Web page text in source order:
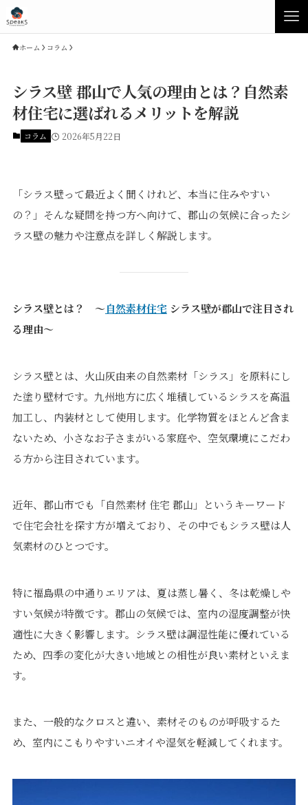
Concept
Speaksの家づくり
素材について
価格について
Product
イベント・見学会
商品ラインナップ
Topics
お知らせ
土地情報
コラム
Q&A
About
会社概要
Other
採用情報
オーダー家具
Contact
カタログ請求
ご紹介キャンペーン
プライバシーポリシー｜サイトマップ｜ トップページ
©speaks-test.
ホーム コラム
シラス壁 郡山で人気の理由とは？自然素
材住宅に選ばれるメリットを解説
コラム 2026年5月22日
「シラス壁って最近よく聞くけれど、本当に住みやすい
の？」そんな疑問を持つ方へ向けて、郡山の気候に合ったシ
ラス壁の魅力や注意点を詳しく解説します。
シラス壁とは？ ～自然素材住宅シラス壁が郡山で注目され
る理由～
シラス壁とは、火山灰由来の自然素材「シラス」を原料にし
た塗り壁材です。九州地方に広く堆積しているシラスを高温
加工し、内装材として使用します。化学物質をほとんど含ま
ないため、小さなお子さまがいる家庭や、空気環境にこだわ
る方から注目されています。
近年、郡山市でも「自然素材 住宅 郡山」というキーワード
で住宅会社を探す方が増えており、その中でもシラス壁は人
気素材のひとつです。
特に福島県の中通りエリアは、夏は蒸し暑く、冬は乾燥しや
すい気候が特徴です。郡山の気候では、室内の湿度調整が快
適性に大きく影響します。シラス壁は調湿性能に優れている
ため、四季の変化が大きい地域との相性が良い素材といえま
す。
また、一般的なクロスと違い、素材そのものが呼吸するた
め、室内にこもりやすいニオイや湿気を軽減してくれます。